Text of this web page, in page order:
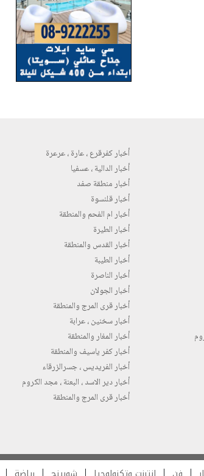
أخبار كفرقرع ، عارة ، عرعرة
أخبار الدالية ، عسفيا
أخبار منطقة صفد
أخبار قلنسوة
أخبار ام الفحم والمنطقة
أخبار الطيرة
أخبار القدس والمنطقة
أخبار الطيبة
أخبار الناصرة
أخبار الجولان
أخبار قرى المرج والمنطقة
أخبار سخنين ، عرابة
أخبار المغار والمنطقة
أخبار كفر ياسيف والمنطقة
أخبار الفريديس ، جسرالزرقاء
أخبار دير الاسد ، البعنة ، مجد الكروم
أخبار قرى المرج والمنطقة